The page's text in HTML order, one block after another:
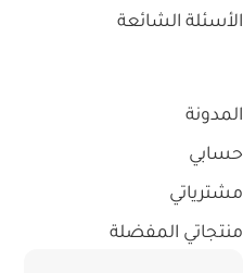
الأسئلة الشائعة
المدونة
حسابي
مشترياتي
منتجاتي المفضلة